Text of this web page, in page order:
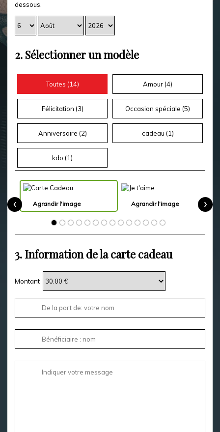
dessous.
2. Sélectionner un modèle
Toutes (14) Amour (4)
Félicitation (3) Occasion spéciale (5)
Anniversaire (2) cadeau (1)
kdo (1)
Agrandir l'image Agrandir l'image
‹ ›
3. Information de la carte cadeau
Montant